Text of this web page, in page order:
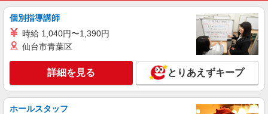
基づき交通費支給
東京都港区（都営大江戸線赤羽橋駅）
キープ 詳細を見る
株式会社パソナ・東京キャリアセンター/KT600117748802
採用アシスタント/人事研修アシスタント/人事
個別指導講師
時給 1,040円〜1,390円
仙台市青葉区
詳細を見る とりあえずキープ
ホールスタッフ